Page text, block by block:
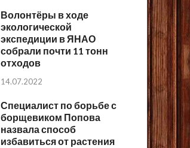
Волонтёры в ходе
экологической
экспедиции в ЯНАО
собрали почти 11 тонн
отходов
14.07.2022
Специалист по борьбе с
борщевиком Попова
назвала способ
избавиться от растения